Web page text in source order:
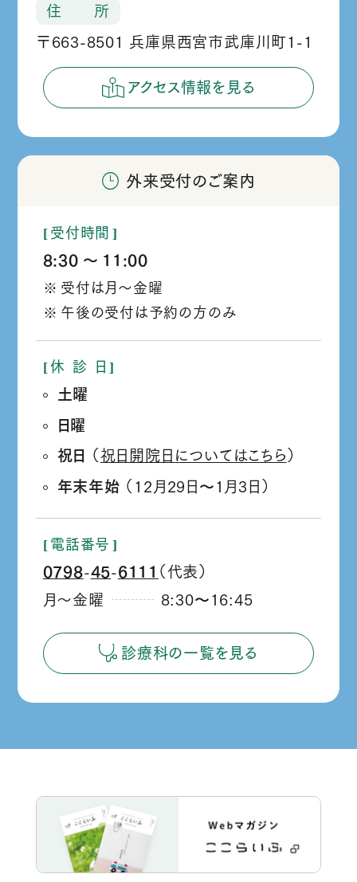
住 所
〒663-8501 兵庫県西宮市武庫川町1-1
アクセス情報を見る
外来受付のご案内
受付時間
8:30
か
ら
11:00
受付は月～金曜
午後の受付は予約の方のみ
休 診 日
土曜
日曜
祝日 （ 祝日開院日についてはこちら ）
年末年始 （12月29日
1月3日）
電話番号
0798
‐
45 6111 （代表）
月～金曜
8:30
16:45
診療科の一覧を見る